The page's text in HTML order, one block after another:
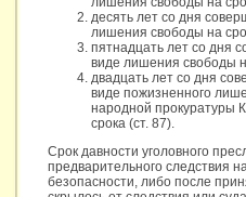
десять лет со дня
лишения свободы на
пятнадцать лет со дня
виде лишения свободы
двадцать лет со дня
виде пожизненного
народной прокуратуры
срока (ст. 87).
Срок давности уголовного
предварительного следствия
безопасности, либо после